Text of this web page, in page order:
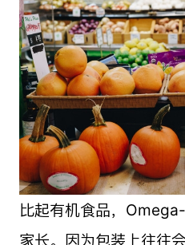
比起有机食品，
家长。因为包装上往往